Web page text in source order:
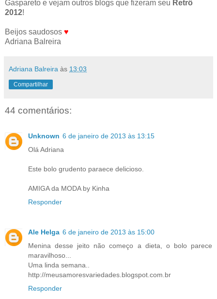
Gaspareto e vejam outros blogs que fizeram seu Retrô
2012!
Beijos saudosos ♥
Adriana Balreira
Adriana Balreira às 13:03
Compartilhar
44 comentários:
Unknown 6 de janeiro de 2013 às 13:15
Olá Adriana
Este bolo grudento paraece delicioso.
AMIGA da MODA by Kinha
Responder
Ale Helga 6 de janeiro de 2013 às 15:00
Menina desse jeito não começo a dieta, o bolo parece
maravilhoso...
Uma linda semana..
http://meusamoresvariedades.blogspot.com.br
Responder